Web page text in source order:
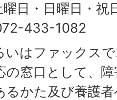
日・日曜日・祝
433-1082
いはファックス
の窓口として、
るかた及び養護